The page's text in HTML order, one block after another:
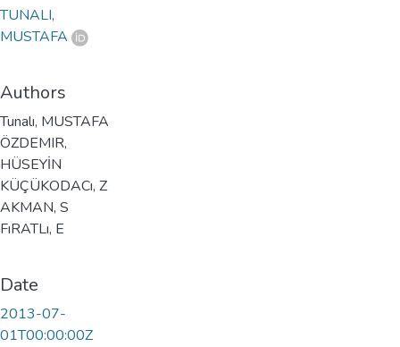
TUNALI,
MUSTAFA
Authors
Tunalı, MUSTAFA
ÖZDEMIR,
HÜSEYİN
KÜÇÜKODACı, Z
AKMAN, S
FıRATLı, E
Date
2013-07-
01T00:00:00Z